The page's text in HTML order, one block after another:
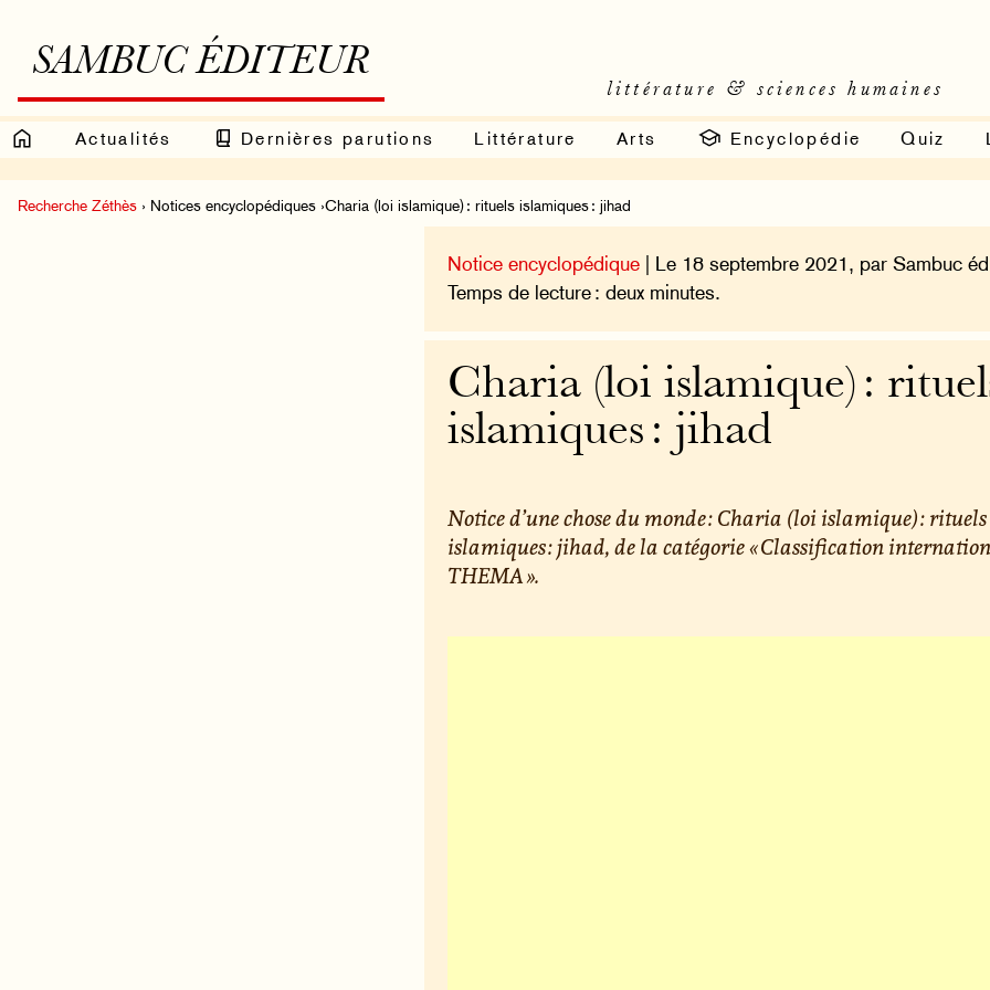
SAMBUC ÉDITEUR
littérature & sciences humaines
Actualités Dernières parutions Littérature Arts Encyclopédie Quiz
Recherche Zéthès › Notices encyclopédiques ›Charia (loi islamique) : rituels islamiques : jihad
Notice encyclopédique | Le 18 septembre 2021, par Sambuc
Temps de lecture : deux minutes.
Charia (loi islamique) :
islamiques : jihad
Notice d’une chose du monde : Charia (loi islamique) : rituels
islamiques : jihad, de la catégorie « Classification
THEMA ».